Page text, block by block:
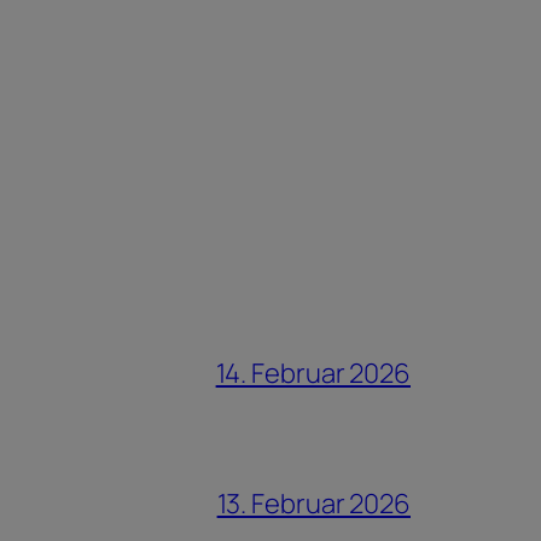
14. Februar 2026
13. Februar 2026